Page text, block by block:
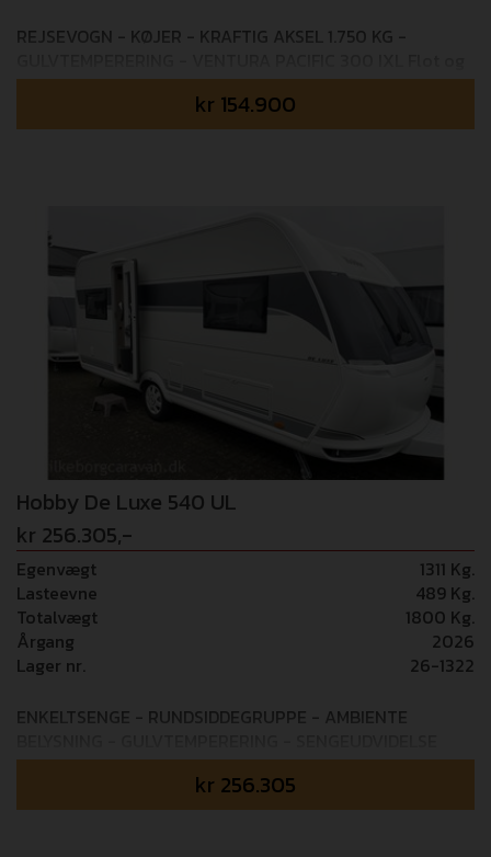
REJSEVOGN - KØJER - KRAFTIG AKSEL 1.750 KG -
velholdt køjevogn fra tyske Hobby med et lækkert tre
meter fortelt med de lette IXL fiber stænger Vi tager
forbehold for fejl i opstillingen!
kr 154.900
Hobby De Luxe 540 UL
kr 256.305,-
Egenvægt
1311 Kg.
Lasteevne
489 Kg.
Totalvægt
1800 Kg.
Årgang
2026
Lager nr.
26-1322
ENKELTSENGE - RUNDSIDDEGRUPPE - AMBIENTE
MED LAMELUDTRÆK Mulighed for tilkøb af 24 mdr+
GOSafe garanti (i alt 4 års garanti) - 6.995,- Mulighed for
tilkøb af 36 mdr+ GOSafe garanti (i alt 5 års garanti) -
kr 256.305